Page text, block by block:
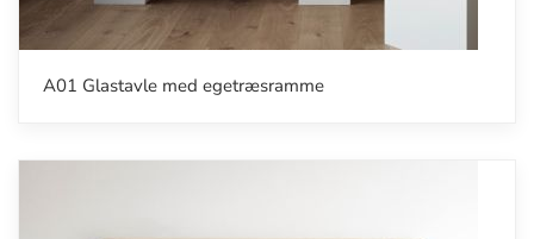
A01 Glastavle med egetræsramme